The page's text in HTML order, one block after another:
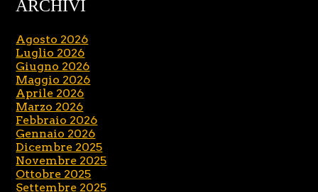
ARCHIVI
Agosto 2026
Luglio 2026
Giugno 2026
Maggio 2026
Aprile 2026
Marzo 2026
Febbraio 2026
Gennaio 2026
Dicembre 2025
Novembre 2025
Ottobre 2025
Settembre 2025